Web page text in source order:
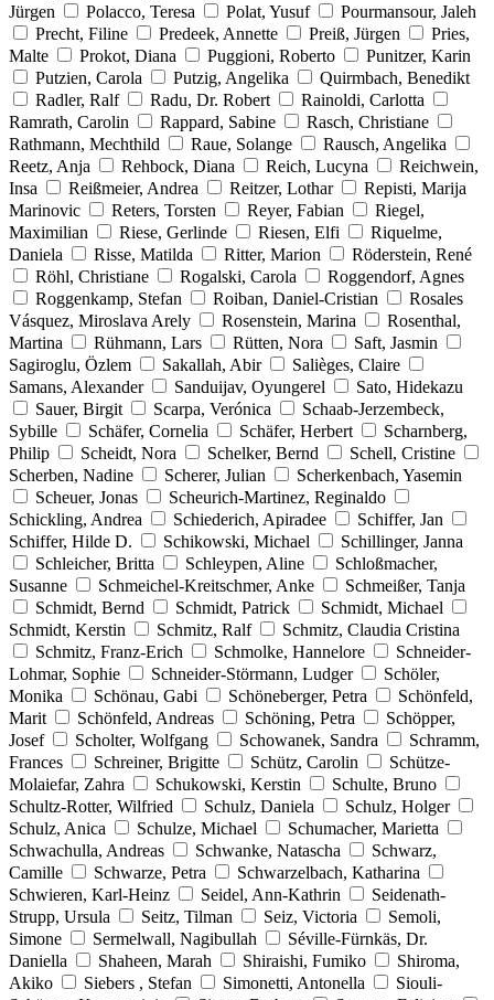
Jürgen
Polacco, Teresa Polat, Yusuf
Pourmansour, Jaleh
Precht, Filine
Predeek, Annette Preiß, Jürgen
Pries,
Malte
Prokot, Diana Puggioni, Roberto
Punitzer, Karin
Putzien, Carola
Putzig, Angelika
Quirmbach, Benedikt
Radler, Ralf
Radu, Dr. Robert
Rainoldi, Carlotta
Ramrath, Carolin
Rappard, Sabine
Rasch, Christiane
Rathmann, Mechthild
Raue, Solange
Rausch, Angelika
Reetz, Anja
Rehbock, Diana Reich, Lucyna
Reichwein,
Insa
Reißmeier, Andrea Reitzer, Lothar
Repisti, Marija
Marinovic
Reters, Torsten Reyer, Fabian
Riegel,
Maximilian
Riese, Gerlinde Riesen, Elfi
Riquelme,
Daniela
Risse, Matilda Ritter, Marion
Röderstein, René
Röhl, Christiane
Rogalski, Carola
Roggendorf, Agnes
Roggenkamp, Stefan
Roiban, Daniel-Cristian
Rosales
Vásquez, Miroslava Arely
Rosenstein, Marina
Rosenthal,
Martina
Rühmann, Lars Rütten, Nora
Saft, Jasmin
Sagiroglu, Özlem
Sakallah, Abir
Salièges, Claire
Samans, Alexander
Sanduijav, Oyungerel
Sato, Hidekazu
Sauer, Birgit
Scarpa, Verónica
Schaab-Jerzembeck,
Sybille
Schäfer, Cornelia Schäfer, Herbert
Scharnberg,
Philip
Scheidt, Nora Schelker, Bernd
Schell, Cristine
Scherben, Nadine
Scherer, Julian
Scherkenbach, Yasemin
Scheuer, Jonas
Scheurich-Martinez, Reginaldo
Schickling, Andrea
Schiederich, Apiradee
Schiffer, Jan
Schiffer, Hilde D.
Schikowski, Michael
Schillinger, Janna
Schleicher, Britta
Schleypen, Aline
Schloßmacher,
Susanne
Schmeichel-Kreitschmer, Anke
Schmeißer, Tanja
Schmidt, Bernd
Schmidt, Patrick
Schmidt, Michael
Schmidt, Kerstin
Schmitz, Ralf
Schmitz, Claudia Cristina
Schmitz, Franz-Erich
Schmolke, Hannelore
Schneider-
Lohmar, Sophie
Schneider-Störmann, Ludger
Schöler,
Monika
Schönau, Gabi Schöneberger, Petra
Schönfeld,
Marit
Schönfeld, Andreas Schöning, Petra
Schöpper,
Josef
Scholter, Wolfgang Schowanek, Sandra
Schramm,
Frances
Schreiner, Brigitte Schütz, Carolin
Schütze-
Molaiefar, Zahra
Schukowski, Kerstin
Schulte, Bruno
Schultz-Rotter, Wilfried
Schulz, Daniela
Schulz, Holger
Schulz, Anica
Schulze, Michael
Schumacher, Marietta
Schwachulla, Andreas
Schwanke, Natascha
Schwarz,
Camille
Schwarze, Petra
Schwarzelbach, Katharina
Schwieren, Karl-Heinz
Seidel, Ann-Kathrin
Seidenath-
Strupp, Ursula
Seitz, Tilman Seiz, Victoria
Semoli,
Simone
Sermelwall, Nagibullah
Séville-Fürnkäs, Dr.
Daniella
Shaheen, Marah Shiraishi, Fumiko
Shiroma,
Akiko
Siebers , Stefan Simonetti, Antonella
Siouli-